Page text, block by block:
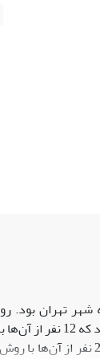
تهران بود.
جامعه آماری در بخش کیفی،
انتخاب و جامعه آماری در بخش کمی، مدیران